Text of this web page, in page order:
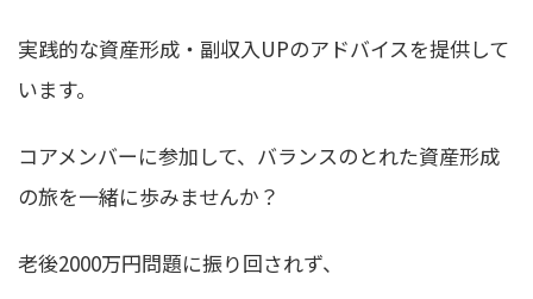
実践的な資産形成・副収入UPのアドバイスを提供して
います。
コアメンバーに参加して、バランスのとれた資産形成
の旅を一緒に歩みませんか？
老後2000万円問題に振り回されず、